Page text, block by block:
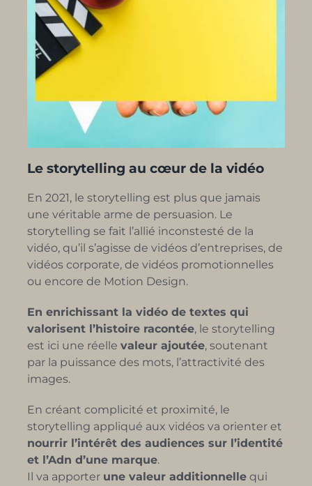
Le storytelling au cœur de la vidéo
En 2021, le storytelling est plus que jamais
une véritable arme de persuasion. Le
storytelling se fait l’allié inconstesté de la
vidéo, qu’il s’agisse de vidéos d’entreprises, de
vidéos corporate, de vidéos promotionnelles
ou encore de Motion Design.
En enrichissant la vidéo de textes qui
valorisent l’histoire racontée, le storytelling
est ici une réelle valeur ajoutée, soutenant
par la puissance des mots, l’attractivité des
images.
En créant complicité et proximité, le
storytelling appliqué aux vidéos va orienter et
nourrir l’intérêt des audiences sur l’identité
et l’Adn d’une marque.
Il va apporter une valeur additionnellequi